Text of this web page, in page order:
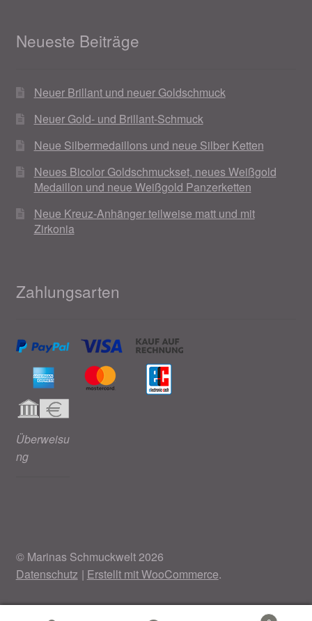
Neueste Beiträge
Neuer Brillant und neuer Goldschmuck
Neuer Gold- und Brillant-Schmuck
Neue Silbermedaillons und neue Silber Ketten
Neues Bicolor Goldschmuckset, neues Weißgold
Medaillon und neue Weißgold Panzerketten
Neue Kreuz-Anhänger teilweise matt und mit
Zirkonia
Zahlungsarten
Überweisu
ng
© Marinas Schmuckwelt 2026
Datenschutz
Erstellt mit WooCommerce.